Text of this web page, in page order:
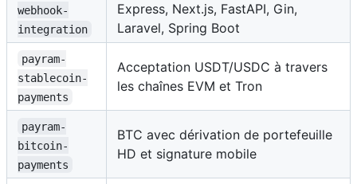
webhook-
integration
Express, Next.js, FastAPI, Gin,
Laravel, Spring Boot
payram-
stablecoin-
payments
Acceptation USDT/USDC à travers
les chaînes EVM et Tron
payram-
bitcoin-
payments
BTC avec dérivation de portefeuille
HD et signature mobile